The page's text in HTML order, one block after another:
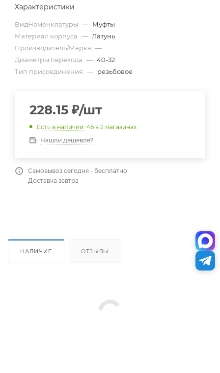
Характеристики
ВидНоменклатуры — Муфты
Материал корпуса — Латунь
Производитель/Марка —
Диаметры перехода — 40-32
Тип присоединения — резьбовое
228.15 ₽/шт
Есть в наличии: 46 в 2 магазинах
Нашли дешевле?
Самовывоз сегодня - бесплатно
Доставка завтра
НАЛИЧИЕ ОТЗЫВЫ